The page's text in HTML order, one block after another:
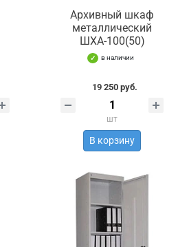
Архивный шкаф
металлический
ШХА-100(50)
в наличии
19 250 руб.
шт
В корзину